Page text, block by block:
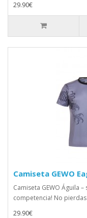
29.90€
Camiseta GEWO
Camiseta GEWO Águila
competencia! No pierdas
29.90€